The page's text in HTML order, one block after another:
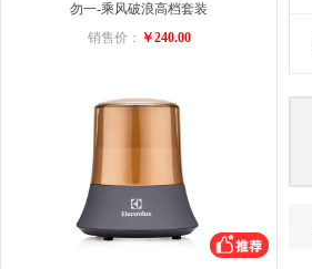
勿一-乘风破浪高档套装
销售价： ￥240.00